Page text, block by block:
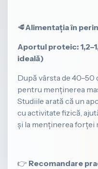
🥩Alimentația în
Aportul proteic:
ideală)
După vârsta de
pentru menținerea
Studiile arată că un
cu activitate fizică,
și la menținerea forței
👉 Recomandare